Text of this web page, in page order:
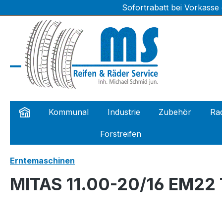
Zur Hauptnavigation springenSofortrabatt bei
Kommunal Industrie Zubehör
Forstreifen
Erntemaschinen
MITAS 11.00-20/16 EM22